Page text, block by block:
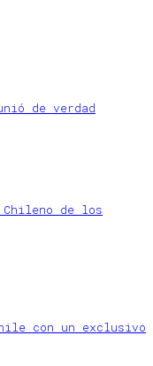
de verdad
de los
con un exclusivo